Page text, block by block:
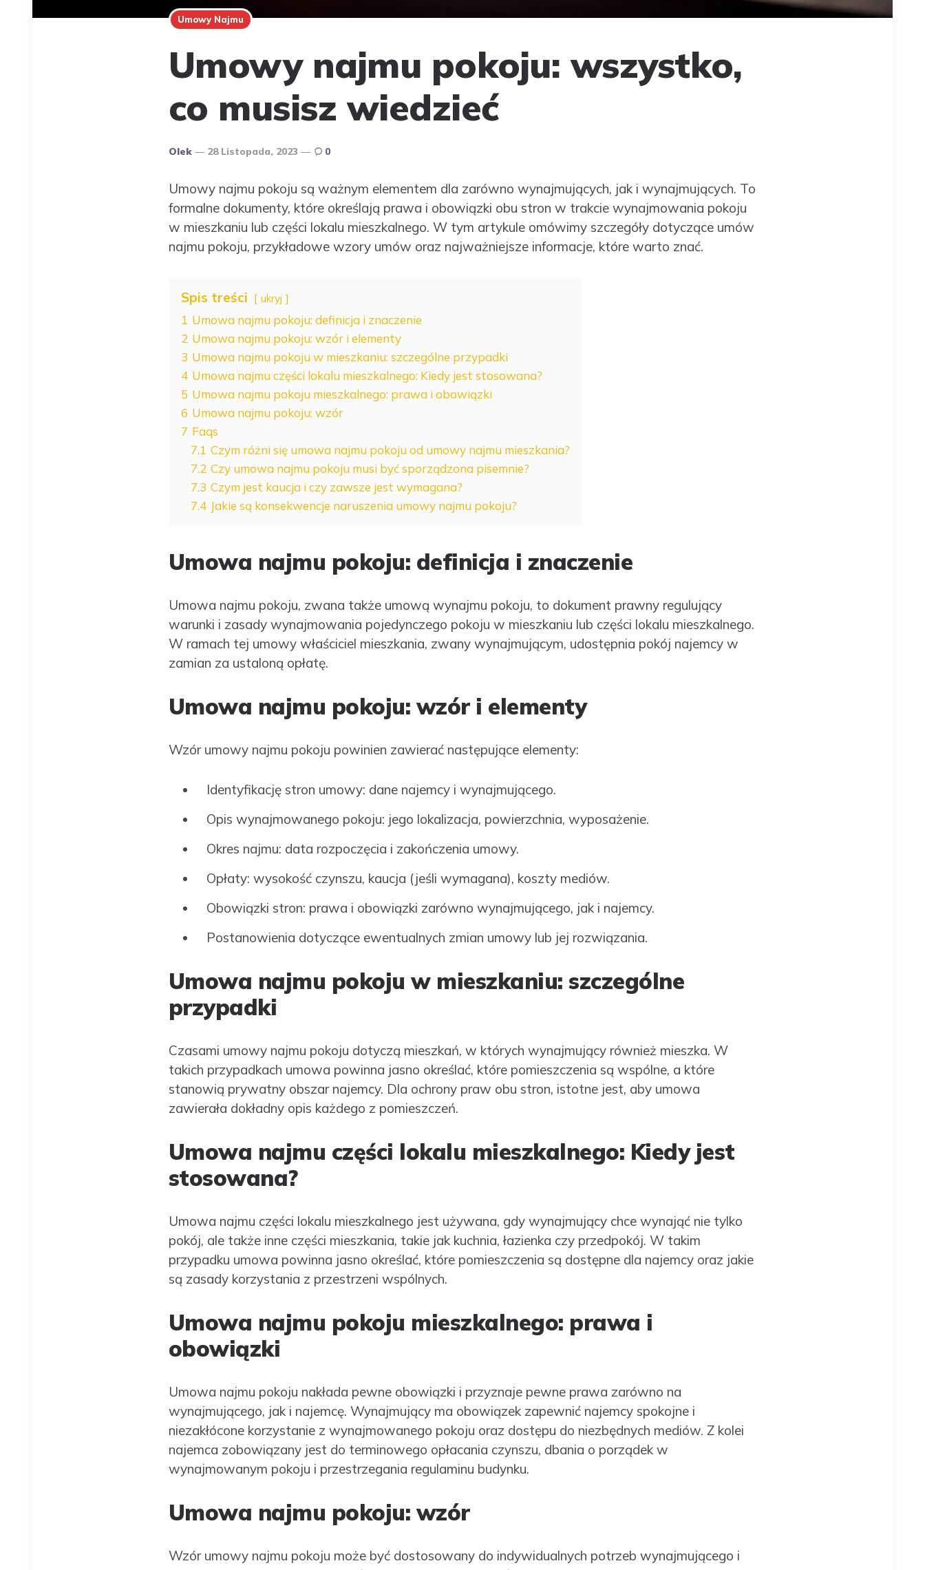
Umowy Najmu
Umowy najmu pokoju: wszystko,
co musisz wiedzieć
Opublikowany
Olek 28 Listopada, 2023 0
Umowy najmu pokoju są ważnym elementem dla zarówno wynajmujących, jak i wynajmujących. To
formalne dokumenty, które określają prawa i obowiązki obu stron w trakcie wynajmowania pokoju
w mieszkaniu lub części lokalu mieszkalnego. W tym artykule omówimy szczegóły dotyczące umów
najmu pokoju, przykładowe wzory umów oraz najważniejsze informacje, które warto znać.
Spis treści ukryj
1 Umowa najmu pokoju: definicja i znaczenie
2 Umowa najmu pokoju: wzór i elementy
3 Umowa najmu pokoju w mieszkaniu: szczególne przypadki
4 Umowa najmu części lokalu mieszkalnego: Kiedy jest stosowana?
5 Umowa najmu pokoju mieszkalnego: prawa i obowiązki
6 Umowa najmu pokoju: wzór
7 Faqs
7.1 Czym różni się umowa najmu pokoju od umowy najmu mieszkania?
7.2 Czy umowa najmu pokoju musi być sporządzona pisemnie?
7.3 Czym jest kaucja i czy zawsze jest wymagana?
7.4 Jakie są konsekwencje naruszenia umowy najmu pokoju?
Umowa najmu pokoju: definicja i znaczenie
Umowa najmu pokoju, zwana także umową wynajmu pokoju, to dokument prawny regulujący
warunki i zasady wynajmowania pojedynczego pokoju w mieszkaniu lub części lokalu mieszkalnego.
W ramach tej umowy właściciel mieszkania, zwany wynajmującym, udostępnia pokój najemcy w
zamian za ustaloną opłatę.
Umowa najmu pokoju: wzór i elementy
Wzór umowy najmu pokoju powinien zawierać następujące elementy:
Identyfikację stron umowy: dane najemcy i wynajmującego.
Opis wynajmowanego pokoju: jego lokalizacja, powierzchnia, wyposażenie.
Okres najmu: data rozpoczęcia i zakończenia umowy.
Opłaty: wysokość czynszu, kaucja (jeśli wymagana), koszty mediów.
Obowiązki stron: prawa i obowiązki zarówno wynajmującego, jak i najemcy.
Postanowienia dotyczące ewentualnych zmian umowy lub jej rozwiązania.
Umowa najmu pokoju w mieszkaniu: szczególne
przypadki
Czasami umowy najmu pokoju dotyczą mieszkań, w których wynajmujący również mieszka. W
takich przypadkach umowa powinna jasno określać, które pomieszczenia są wspólne, a które
stanowią prywatny obszar najemcy. Dla ochrony praw obu stron, istotne jest, aby umowa
zawierała dokładny opis każdego z pomieszczeń.
Umowa najmu części lokalu mieszkalnego: Kiedy jest
stosowana?
Umowa najmu części lokalu mieszkalnego jest używana, gdy wynajmujący chce wynająć nie tylko
pokój, ale także inne części mieszkania, takie jak kuchnia, łazienka czy przedpokój. W takim
przypadku umowa powinna jasno określać, które pomieszczenia są dostępne dla najemcy oraz jakie
są zasady korzystania z przestrzeni wspólnych.
Umowa najmu pokoju mieszkalnego: prawa i
obowiązki
Umowa najmu pokoju nakłada pewne obowiązki i przyznaje pewne prawa zarówno na
wynajmującego, jak i najemcę. Wynajmujący ma obowiązek zapewnić najemcy spokojne i
niezakłócone korzystanie z wynajmowanego pokoju oraz dostępu do niezbędnych mediów. Z kolei
najemca zobowiązany jest do terminowego opłacania czynszu, dbania o porządek w
wynajmowanym pokoju i przestrzegania regulaminu budynku.
Umowa najmu pokoju: wzór
Wzór umowy najmu pokoju może być dostosowany do indywidualnych potrzeb wynajmującego i